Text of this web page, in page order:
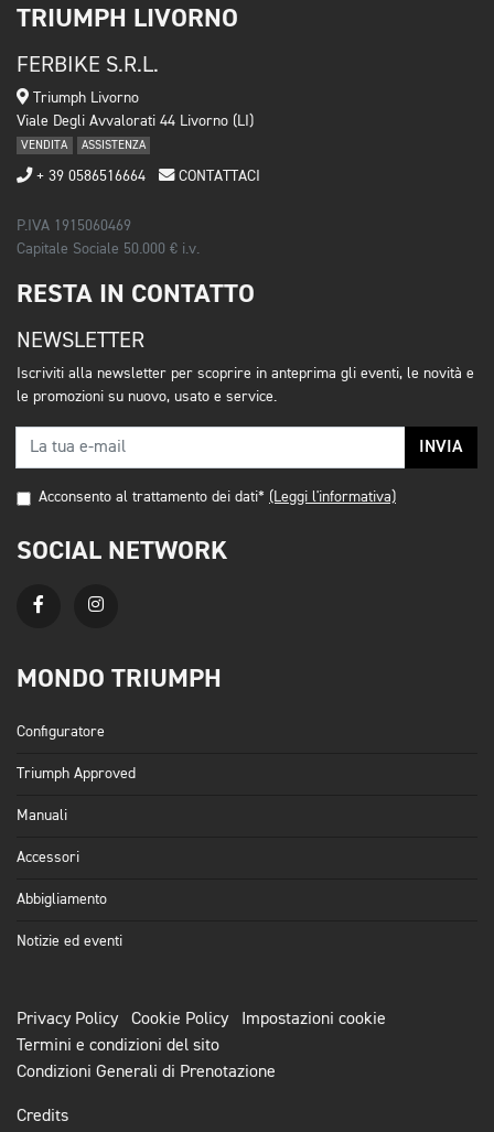
TRIUMPH LIVORNO
FERBIKE S.R.L.
Triumph Livorno
Viale Degli Avvalorati 44 Livorno (LI)
VENDITA ASSISTENZA
+ 39 0586516664 CONTATTACI
P.IVA 1915060469
Capitale Sociale 50.000 € i.v.
RESTA IN CONTATTO
NEWSLETTER
Iscriviti alla newsletter per scoprire in anteprima gli eventi, le novità e
le promozioni su nuovo, usato e service.
INVIA
Acconsento al trattamento dei dati* (Leggi l'informativa)
SOCIAL NETWORK
MONDO TRIUMPH
Configuratore
Triumph Approved
Manuali
Accessori
Abbigliamento
Notizie ed eventi
Privacy Policy Cookie Policy
Impostazioni cookie
Termini e condizioni del sito
Condizioni Generali di Prenotazione
Credits